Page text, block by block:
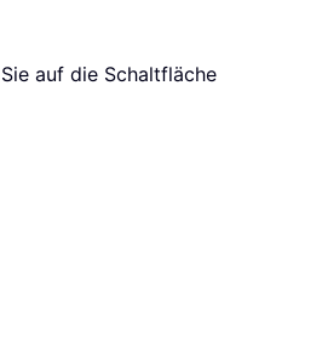
auf die Schaltfläche